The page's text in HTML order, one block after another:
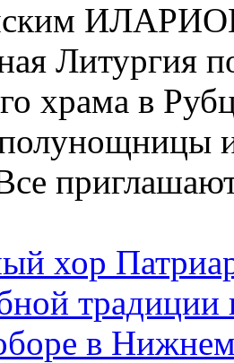
Литургия
храма в
и
хор
в